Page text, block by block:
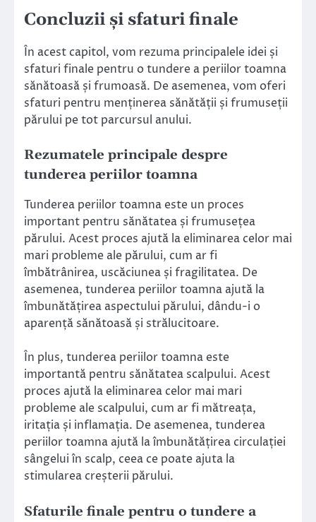
Concluzii și sfaturi finale
În acest capitol, vom rezuma principalele idei și
sfaturi finale pentru o tundere a periilor toamna
sănătoasă și frumoasă. De asemenea, vom oferi
sfaturi pentru menținerea sănătății și frumuseții
părului pe tot parcursul anului.
Rezumatele principale despre
tunderea periilor toamna
Tunderea periilor toamna este un proces
important pentru sănătatea și frumusețea
părului. Acest proces ajută la eliminarea celor mai
mari probleme ale părului, cum ar fi
îmbătrânirea, uscăciunea și fragilitatea. De
asemenea, tunderea periilor toamna ajută la
îmbunătățirea aspectului părului, dându-i o
aparență sănătoasă și strălucitoare.
În plus, tunderea periilor toamna este
importantă pentru sănătatea scalpului. Acest
proces ajută la eliminarea celor mai mari
probleme ale scalpului, cum ar fi mătreața,
iritația și inflamația. De asemenea, tunderea
periilor toamna ajută la îmbunătățirea circulației
sângelui în scalp, ceea ce poate ajuta la
stimularea creșterii părului.
Sfaturile finale pentru o tundere a